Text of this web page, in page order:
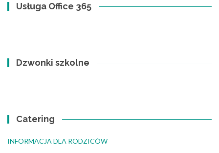
Usługa Office 365
Dzwonki szkolne
Catering
INFORMACJA DLA RODZICÓW